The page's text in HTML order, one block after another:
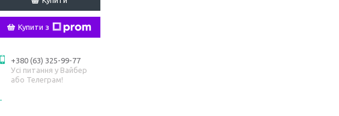
Купити з
+380 (63) 325-99-77
Усі питання у Вайбер
або Телеграм!